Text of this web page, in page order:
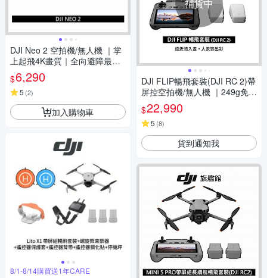
DJI Neo 2 空拍機/無人機 ｜掌
上起飛4K畫質｜全向避障最安
心
$6,290
5 (2)
加入購物車
8/1-8/14購買送1年CARE
補貨中
DJI FLIP暢飛套裝(DJI RC 2)帶
屏控空拍機/無人機 ｜249g免註
冊 | 1/1.3英吋鏡頭｜脫控飛行
多元玩法 | 全包可折疊槳保設計
$22,990
5 (8)
貨到通知我